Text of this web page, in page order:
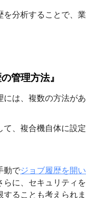
を分析することで、
管理方法』
は、複数の方法があ
て、複合機自体に設
動でジョブ履歴を開
らに、セキュリティ
ることも考えられま